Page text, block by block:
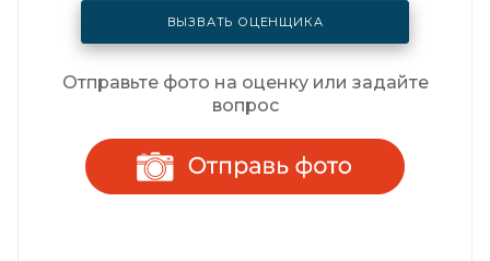
ВЫЗВАТЬ ОЦЕНЩИКА
Отправьте фото на оценку или задайте
вопрос